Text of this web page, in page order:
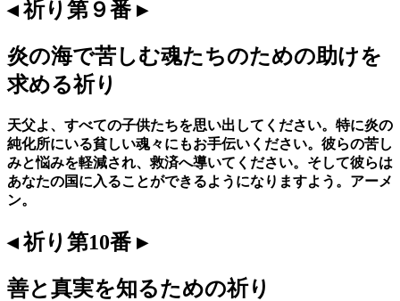
◂ 祈り第９番 ▸
炎の海で苦しむ魂たちのための助けを
求める祈り
天父よ、すべての子供たちを思い出してください。特に炎の
純化所にいる貧しい魂々にもお手伝いください。彼らの苦し
みと悩みを軽減され、救済へ導いてください。そして彼らは
あなたの国に入ることができるようになりますよう。アーメ
ン。
◂ 祈り第10番 ▸
善と真実を知るための祈り